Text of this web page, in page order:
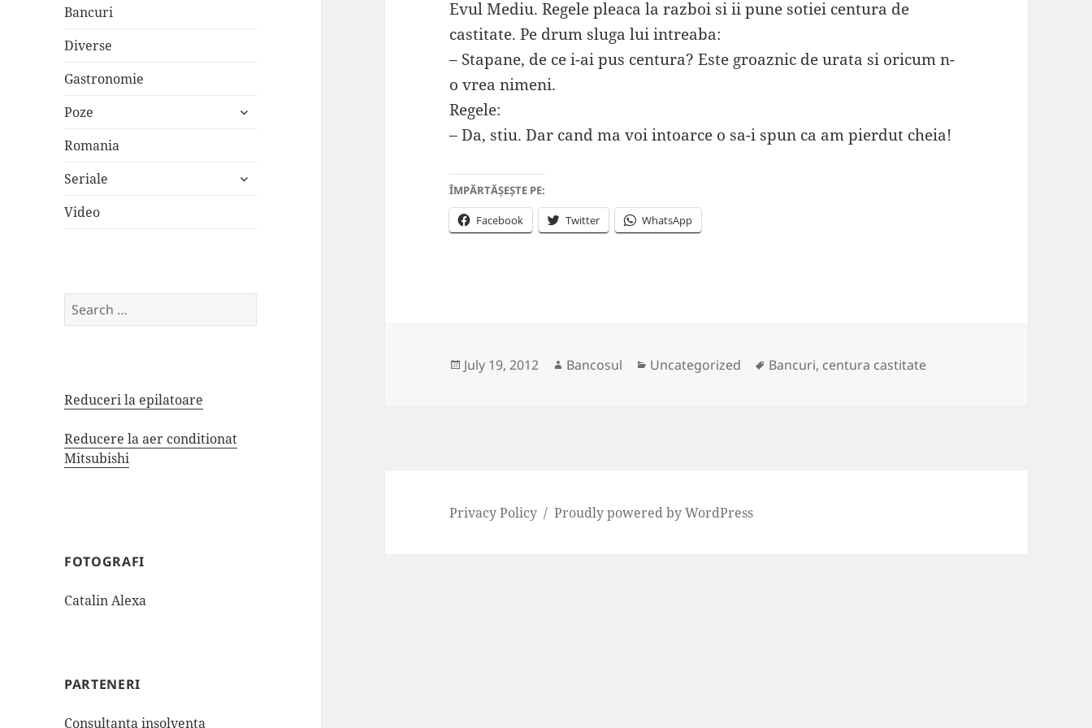
Bancuri
Diverse
Gastronomie
Poze
expand
Romania
Seriale
expand
Video
Search
for:
Reduceri la epilatoare
Reducere la aer conditionat
Mitsubishi
FOTOGRAFI
Catalin Alexa
PARTENERI
Consultanta insolventa
Evul Mediu. Regele pleaca la razboi si ii pune sotiei centura de
castitate. Pe drum sluga lui intreaba:
– Stapane, de ce i-ai pus centura? Este groaznic de urata si oricum n-
o vrea nimeni.
Regele:
– Da, stiu. Dar cand ma voi intoarce o sa-i spun ca am pierdut cheia!
ÎMPĂRTĂȘEȘTE PE:
Facebook Twitter WhatsApp
Posted
July 19, 2012 Author
Bancosul Categories
Uncategorized Tags
Bancuri, centura castitate
Privacy Policy Proudly powered by WordPress